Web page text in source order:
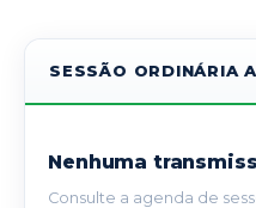
SESSÃO ORDINÁRIA
Nenhuma
Consulte a agenda de